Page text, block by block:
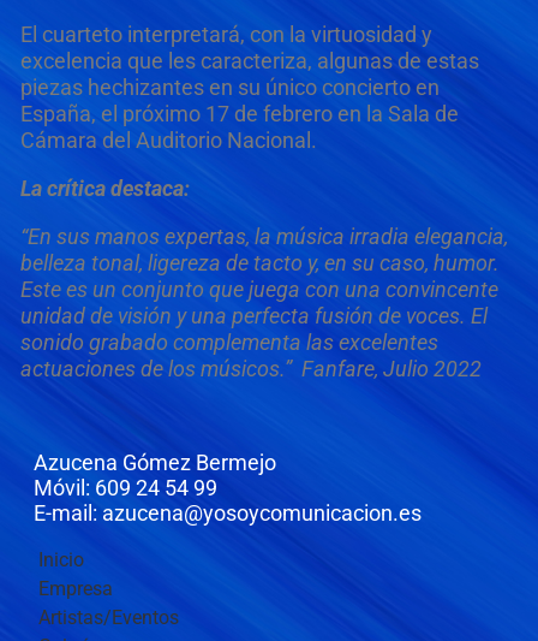
El cuarteto interpretará, con la virtuosidad y
excelencia que les caracteriza, algunas de estas
piezas hechizantes en su único concierto en
España, el próximo 17 de febrero en la Sala de
Cámara del Auditorio Nacional.
La crítica destaca:
“En sus manos expertas, la música irradia elegancia,
belleza tonal, ligereza de tacto y, en su caso, humor.
Este es un conjunto que juega con una convincente
unidad de visión y una perfecta fusión de voces. El
sonido grabado complementa las excelentes
actuaciones de los músicos.” Fanfare, Julio 2022
Azucena Gómez Bermejo
Móvil: 609 24 54 99
E-mail: azucena@yosoycomunicacion.es
Inicio
Empresa
Artistas/Eventos